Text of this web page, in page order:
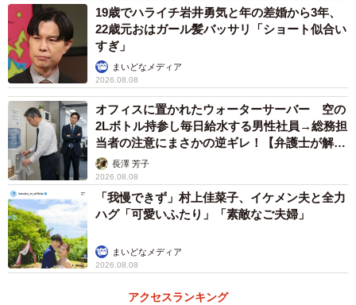
19歳でハライチ岩井勇気と年の差婚から3年、
22歳元おはガール髪バッサリ「ショート似合い
すぎ」
まいどなメディア
2026.08.08
オフィスに置かれたウォーターサーバー 空の
2Lボトル持参し毎日給水する男性社員→総務担
当者の注意にまさかの逆ギレ！【弁護士が解
説】長澤 芳子
2026.08.08
「我慢できず」村上佳菜子、イケメン夫と全力
ハグ「可愛いふたり」「素敵なご夫婦」
まいどなメディア
2026.08.08
アクセスランキング